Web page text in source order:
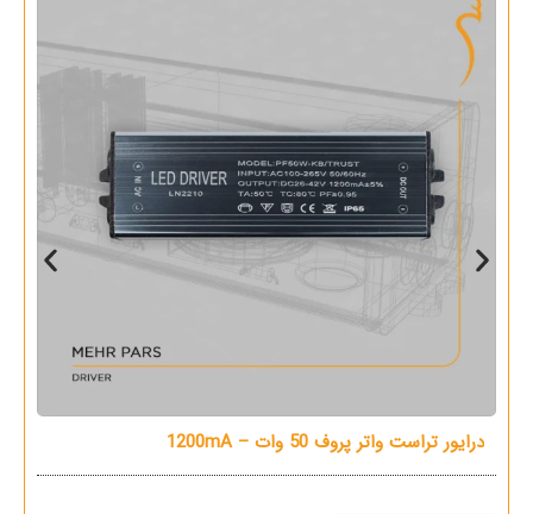
درایور تراست واتر پروف 50 وات – 1200mA